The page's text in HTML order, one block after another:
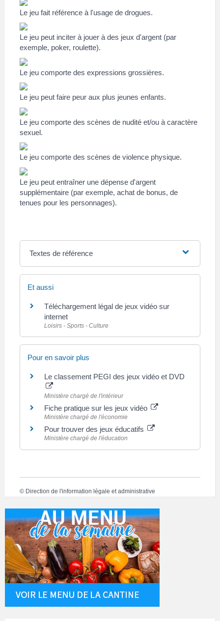
Le jeu fait référence à l'usage de drogues.
Le jeu peut inciter à jouer à des jeux d'argent (par
exemple, poker, roulette).
Le jeu comporte des expressions grossières.
Le jeu peut faire peur aux plus jeunes enfants.
Le jeu comporte des scènes de nudité et/ou à caractère
sexuel.
Le jeu comporte des scènes de violence physique.
Le jeu peut entraîner une dépense d'argent
supplémentaire (par exemple, achat de bonus, de
tenues pour les personnages).
Textes de référence
Et aussi
Téléchargement légal de jeux vidéo sur
internet
Loisirs - Sports - Culture
Pour en savoir plus
Le classement PEGI des jeux vidéo et DVD
Ministère chargé de l'intérieur
Fiche pratique sur les jeux vidéo
Ministère chargé de l'économie
Pour trouver des jeux éducatifs
Ministère chargé de l'éducation
© Direction de l'information légale et administrative